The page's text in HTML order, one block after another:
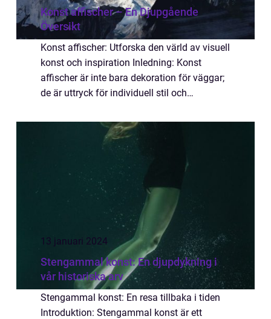
Konst affischer – En Djupgående
Översikt
Konst affischer: Utforska den värld av visuell
konst och inspiration Inledning: Konst
affischer är inte bara dekoration för väggar;
de är uttryck för individuell stil och
utforska allt du behöver veta om k...
13 januari 2024
Stengammal konst: En djupdykning i
vår historiska arv
Stengammal konst: En resa tillbaka i tiden
Introduktion: Stengammal konst är ett